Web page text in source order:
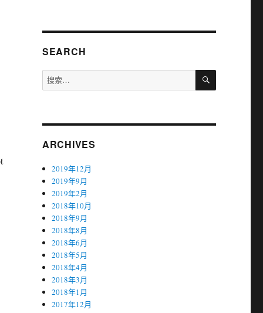
SEARCH
搜
索：
搜
ARCHIVES
2019年12月
2019年9月
2019年2月
2018年10月
2018年9月
2018年8月
2018年6月
2018年5月
2018年4月
2018年3月
2018年1月
2017年12月